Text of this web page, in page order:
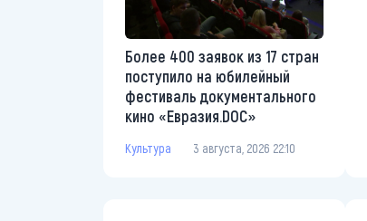
Более 400 заявок из 17 стран
поступило на юбилейный
фестиваль документального
кино «Евразия.DOC»
Культура 3 августа, 2026 22:10